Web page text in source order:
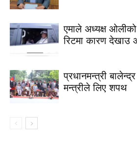
एमाले अध्यक्ष ओलीको
रिटमा कारण
प्रधानमन्त्री
मन्त्रीले लिए शपथ